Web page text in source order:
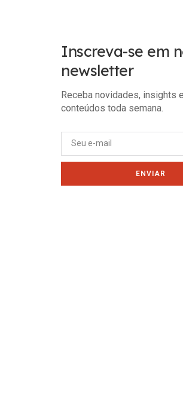
Inscreva-se em
newsletter
Receba novidades, insights
conteúdos toda semana.
ENVIAR